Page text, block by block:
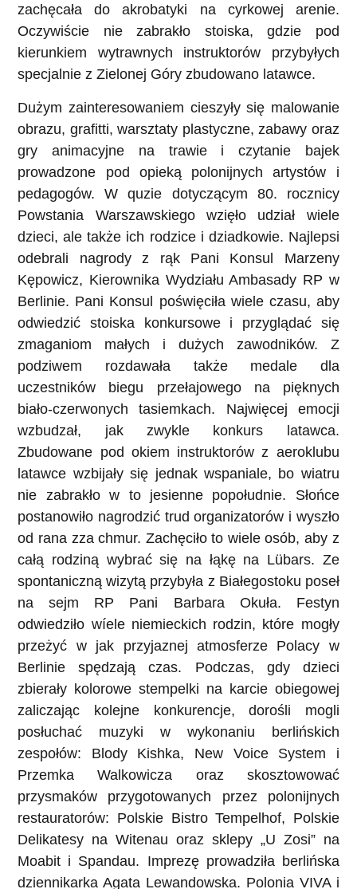
zachęcała do akrobatyki na cyrkowej arenie.
Oczywiście nie zabrakło stoiska, gdzie pod
kierunkiem wytrawnych instruktorów przybyłych
specjalnie z Zielonej Góry zbudowano latawce.
Dużym zainteresowaniem cieszyły się malowanie
obrazu, grafitti, warsztaty plastyczne, zabawy oraz
gry animacyjne na trawie i czytanie bajek
prowadzone pod opieką polonijnych artystów i
pedagogów. W quzie dotyczącym 80. rocznicy
Powstania Warszawskiego wzięło udział wiele
dzieci, ale także ich rodzice i dziadkowie. Najlepsi
odebrali nagrody z rąk Pani Konsul Marzeny
Kępowicz, Kierownika Wydziału Ambasady RP w
Berlinie. Pani Konsul poświęciła wiele czasu, aby
odwiedzić stoiska konkursowe i przyglądać się
zmaganiom małych i dużych zawodników. Z
podziwem rozdawała także medale dla
uczestników biegu przełajowego na pięknych
biało-czerwonych tasiemkach. Najwięcej emocji
wzbudzał, jak zwykle konkurs latawca.
Zbudowane pod okiem instruktorów z aeroklubu
latawce wzbijały się jednak wspaniale, bo wiatru
nie zabrakło w to jesienne popołudnie. Słońce
postanowiło nagrodzić trud organizatorów i wyszło
od rana zza chmur. Zachęciło to wiele osób, aby z
całą rodziną wybrać się na łąkę na Lübars. Ze
spontaniczną wizytą przybyła z Białegostoku poseł
na sejm RP Pani Barbara Okuła. Festyn
odwiedziło wíele niemieckich rodzin, które mogły
przeżyć w jak przyjaznej atmosferze Polacy w
Berlinie spędzają czas. Podczas, gdy dzieci
zbierały kolorowe stempelki na karcie obiegowej
zaliczając kolejne konkurencje, dorośli mogli
posłuchać muzyki w wykonaniu berlińskich
zespołów: Blody Kishka, New Voice System i
Przemka Walkowicza oraz skosztowować
przysmaków przygotowanych przez polonijnych
restauratorów: Polskie Bistro Tempelhof, Polskie
Delikatesy na Witenau oraz sklepy „U Zosi” na
Moabit i Spandau. Imprezę prowadziła berlińska
dziennikarka Agata Lewandowska. Polonia VIVA i